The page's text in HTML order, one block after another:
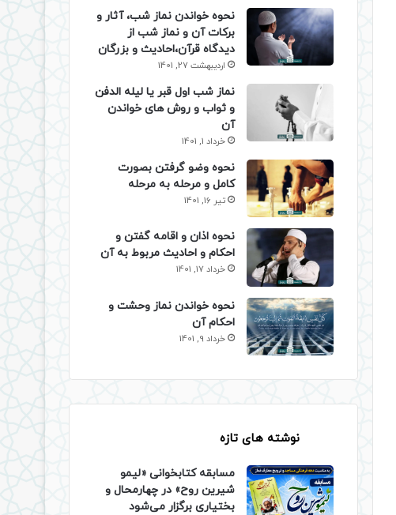
نحوه خواندن نماز شب، آثار و
برکات آن و نماز شب از
دیدگاه قرآن،احادیث و بزرگان
اردیبهشت 27, 1401
نماز شب اول قبر یا لیله الدفن
و ثواب و روش های خواندن
آن
خرداد 1, 1401
نحوه وضو گرفتن بصورت
کامل و مرحله به مرحله
تیر 16, 1401
نحوه اذان و اقامه گفتن و
احکام و احادیث مربوط به آن
خرداد 17, 1401
نحوه خواندن نماز وحشت و
احکام آن
خرداد 9, 1401
نوشته های تازه
مسابقه کتابخوانی «لیمو
شیرین روح» در چهارمحال و
بختیاری برگزار می‌شود